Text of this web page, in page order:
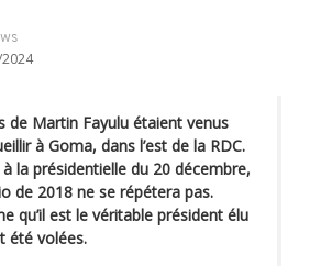
de Martin Fayulu étaient venus
à Goma, dans l’est de la RDC.
la présidentielle du 20 décembre,
de 2018 ne se répétera pas.
qu’il est le véritable président élu
été volées.